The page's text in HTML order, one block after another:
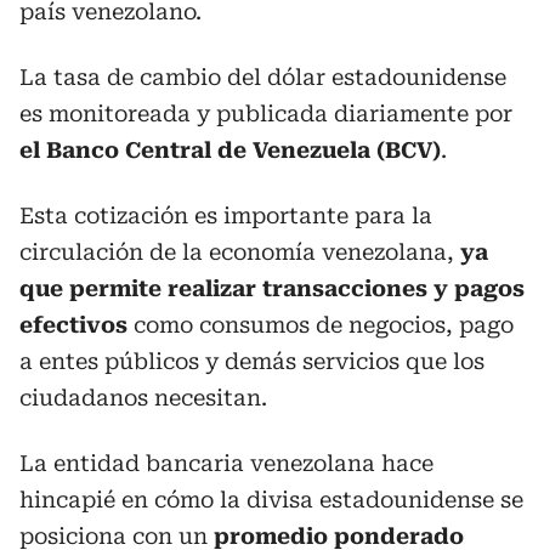
país venezolano.
La tasa de cambio del dólar estadounidense
es monitoreada y publicada diariamente por
el Banco Central de Venezuela (BCV).
Esta cotización es importante para la
circulación de la economía venezolana, ya
que permite realizar transacciones y pagos
efectivos como consumos de negocios, pago
a entes públicos y demás servicios que los
ciudadanos necesitan.
La entidad bancaria venezolana hace
hincapié en cómo la divisa estadounidense se
posiciona con un promedio ponderado